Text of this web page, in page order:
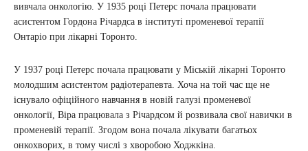
вивчала онкологію. У 1935 році Петерс почала працювати
асистентом Гордона Річардса в інституті променевої терапії
Онтаріо при лікарні Торонто.
У 1937 році Петерс почала працювати у Міській лікарні Торонто
молодшим асистентом радіотерапевта. Хоча на той час ще не
існувало офіційного навчання в новій галузі променевої
онкології, Віра працювала з Річардсом й розвивала свої навички в
променевій терапії. Згодом вона почала лікувати багатьох
онкохворих, в тому числі з хворобою Ходжкіна.